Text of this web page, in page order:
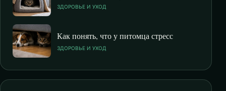
ЗДОРОВЬЕ И УХОД
Как понять, что у питомца стресс
ЗДОРОВЬЕ И УХОД